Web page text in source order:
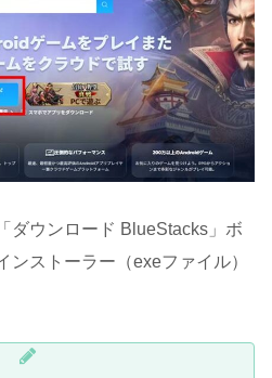
ダウンロード BlueStacks」ボ
ンストーラー（exeファイル）